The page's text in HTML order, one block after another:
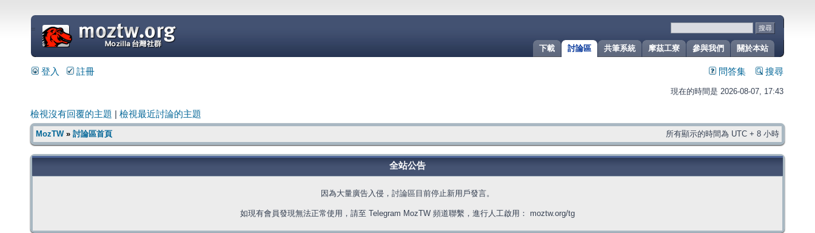
關於本站
參與我們
摩茲工寮
共筆系統
討論區
下載
=
登入 註冊 問答集 搜尋
現在的時間是 2026-08-07, 17:43
檢視沒有回覆的主題 檢視最近討論的主題
MozTW» 討論區首頁 所有顯示的時間為 UTC + 8 小時
全站公告
因為大量廣告入侵，討論區目前停止新用戶發言。
如現有會員發現無法正常使用，請至 Telegram MozTW 頻道聯繫，進行人工啟用： moztw.org/tg